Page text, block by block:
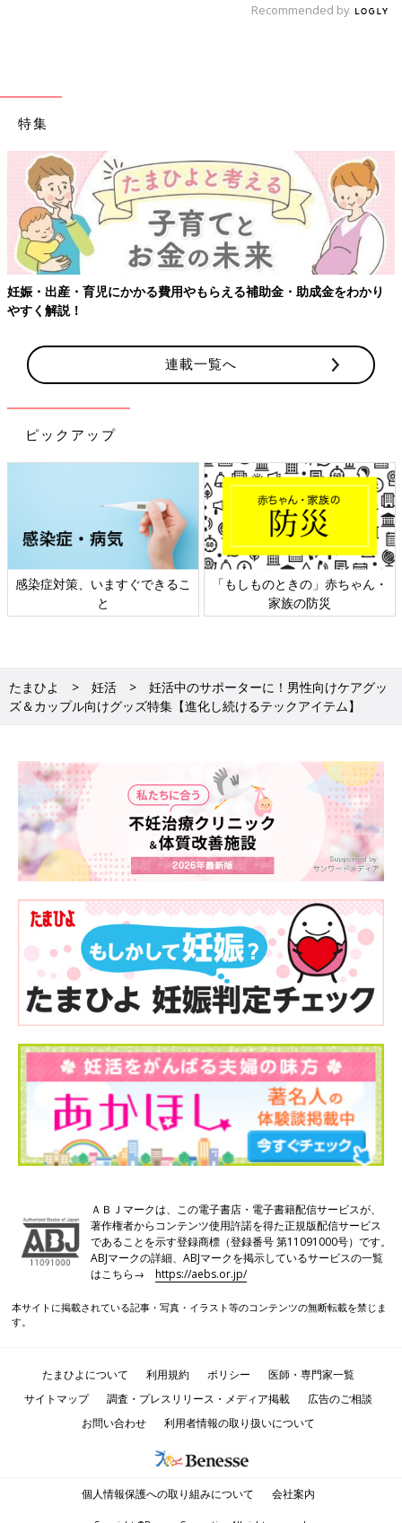
Recommended by
特集
【ワクチン接種できるものも】妊婦の感染症対策、知っておいて！
連載一覧へ
ピックアップ
日本外来小児科学会リーフレッ
ト検討会
六星占術 細木かおりさんの人生
相談
たまひよ 妊活
妊活中のサポーターに！男性向けケアグッ
ズ＆カップル向けグッズ特集【進化し続けるテックアイテム】
ＡＢＪマークは、この電子書店・電子書籍配信サービスが、
著作権者からコンテンツ使用許諾を得た正規版配信サービス
であることを示す登録商標（登録番号 第11091000号）です。
ABJマークの詳細、ABJマークを掲示しているサービスの一覧
はこちら→https://aebs.or.jp/
本サイトに掲載されている記事・写真・イラスト等のコンテンツの無断転載を禁じま
す。
たまひよについて 利用規約 ポリシー
医師・専門家一覧
サイトマップ
調査・プレスリリース・メディア掲載
広告のご相談
お問い合わせ
利用者情報の取り扱いについて
個人情報保護への取り組みについて 会社案内